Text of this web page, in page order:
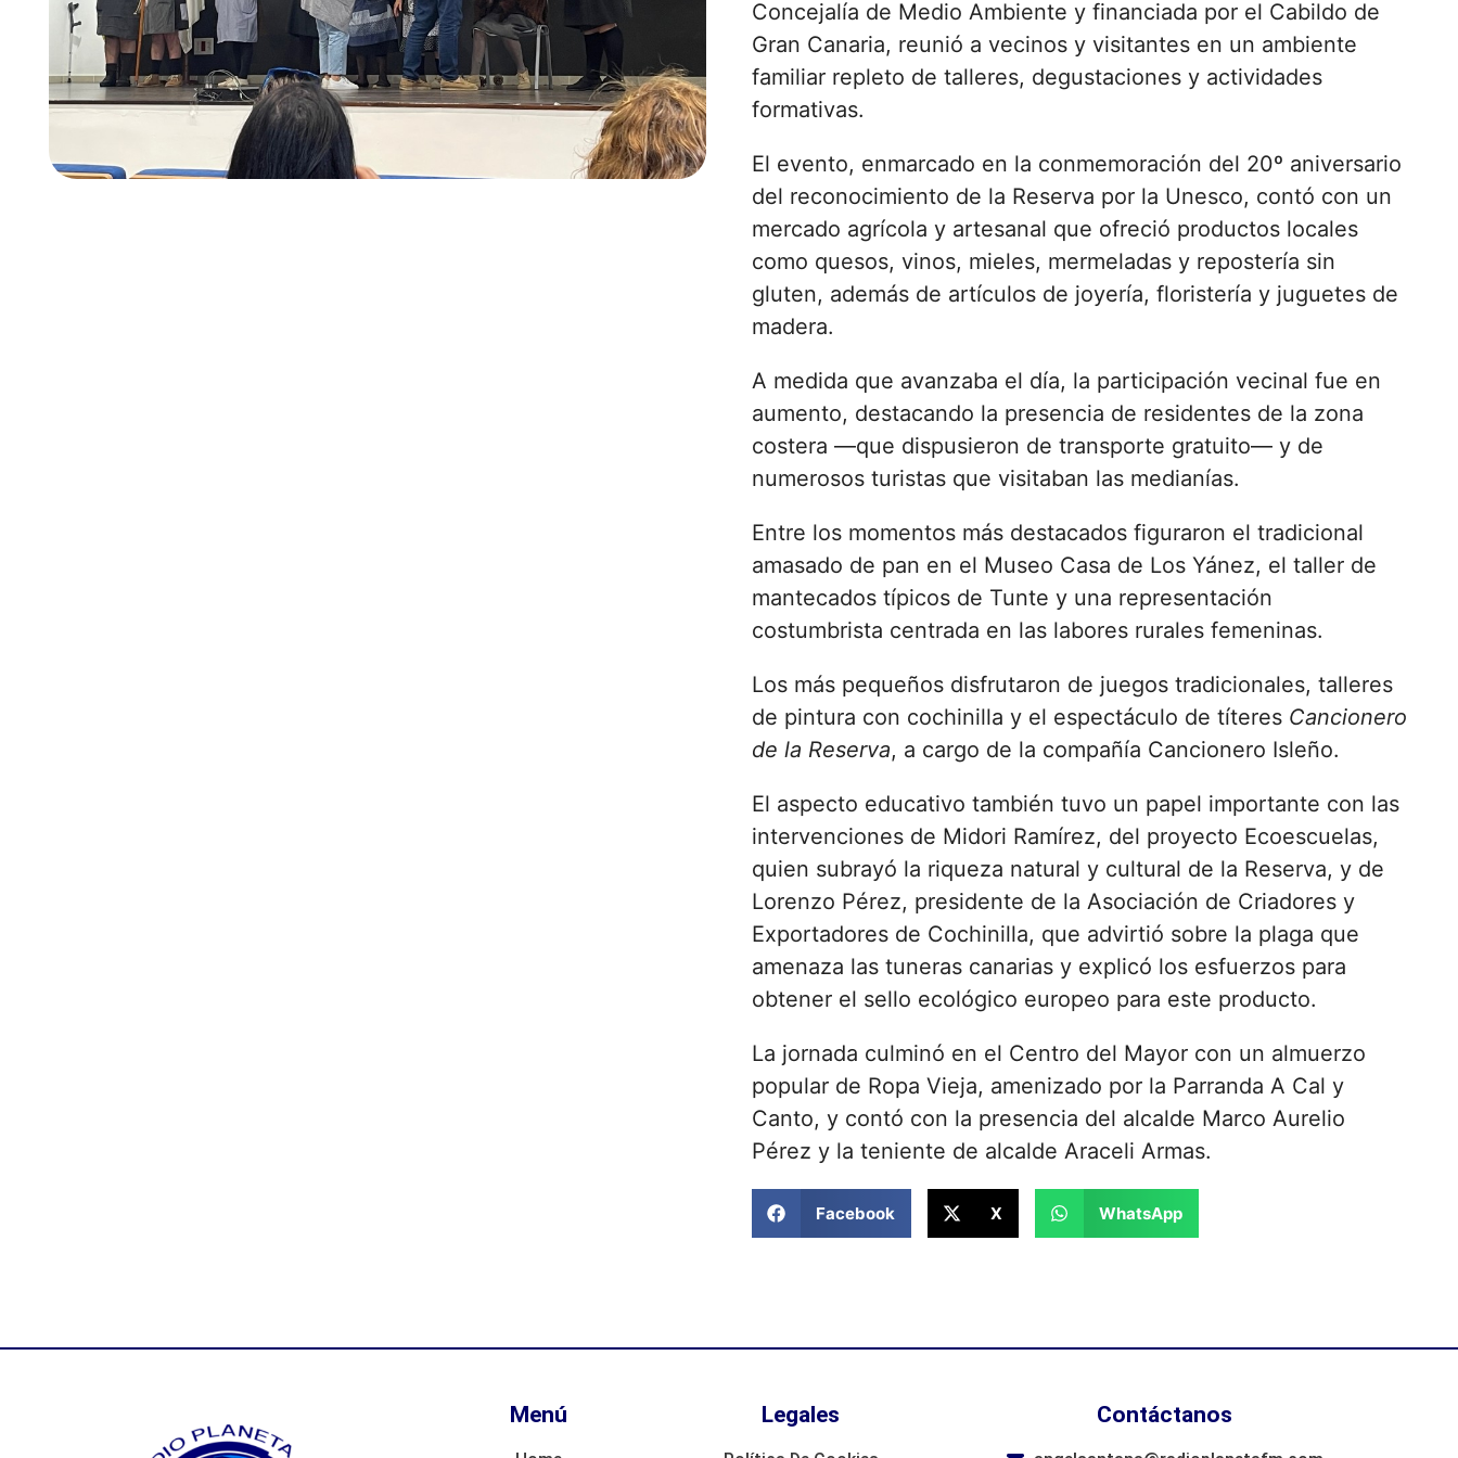
Concejalía de Medio Ambiente y financiada por el Cabildo de
Gran Canaria, reunió a vecinos y visitantes en un ambiente
familiar repleto de talleres, degustaciones y actividades
formativas.
El evento, enmarcado en la conmemoración del 20º aniversario
del reconocimiento de la Reserva por la Unesco, contó con un
mercado agrícola y artesanal que ofreció productos locales
como quesos, vinos, mieles, mermeladas y repostería sin
gluten, además de artículos de joyería, floristería y juguetes de
madera.
A medida que avanzaba el día, la participación vecinal fue en
aumento, destacando la presencia de residentes de la zona
costera —que dispusieron de transporte gratuito— y de
numerosos turistas que visitaban las medianías.
Entre los momentos más destacados figuraron el tradicional
amasado de pan en el Museo Casa de Los Yánez, el taller de
mantecados típicos de Tunte y una representación
costumbrista centrada en las labores rurales femeninas.
Los más pequeños disfrutaron de juegos tradicionales, talleres
de pintura con cochinilla y el espectáculo de títeres Cancionero
de la Reserva, a cargo de la compañía Cancionero Isleño.
El aspecto educativo también tuvo un papel importante con las
intervenciones de Midori Ramírez, del proyecto Ecoescuelas,
quien subrayó la riqueza natural y cultural de la Reserva, y de
Lorenzo Pérez, presidente de la Asociación de Criadores y
Exportadores de Cochinilla, que advirtió sobre la plaga que
amenaza las tuneras canarias y explicó los esfuerzos para
obtener el sello ecológico europeo para este producto.
La jornada culminó en el Centro del Mayor con un almuerzo
popular de Ropa Vieja, amenizado por la Parranda A Cal y
Canto, y contó con la presencia del alcalde Marco Aurelio
Pérez y la teniente de alcalde Araceli Armas.
Facebook X WhatsApp
Menú Legales Contáctanos